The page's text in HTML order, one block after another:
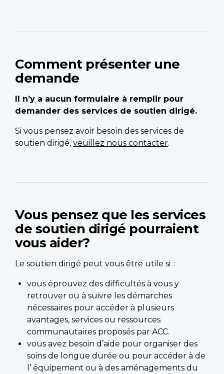
Comment présenter une
demande
Il n’y a aucun formulaire à remplir pour
demander des services de soutien dirigé.
Si vous pensez avoir besoin des services de
soutien dirigé, veuillez nous contacter.
Vous pensez que les services
de soutien dirigé pourraient
vous aider?
Le soutien dirigé peut vous être utile si :
vous éprouvez des difficultés à vous y
retrouver ou à suivre les démarches
nécessaires pour accéder à plusieurs
avantages, services ou ressources
communautaires proposés par ACC.
vous avez besoin d’aide pour organiser des
soins de longue durée ou pour accéder à de
l’ équipement ou à des aménagements du